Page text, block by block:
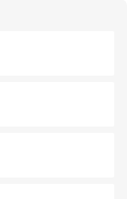
る外せないスポット